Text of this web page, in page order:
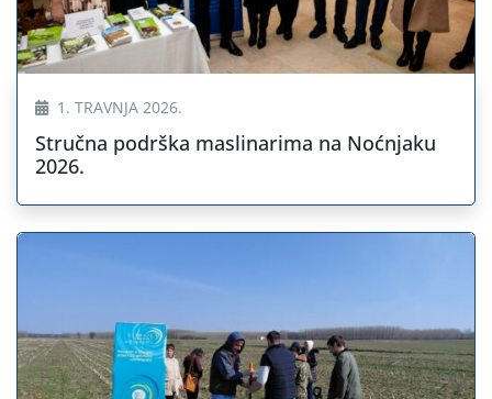
1. TRAVNJA 2026.
Stručna podrška maslinarima na Noćnjaku
2026.